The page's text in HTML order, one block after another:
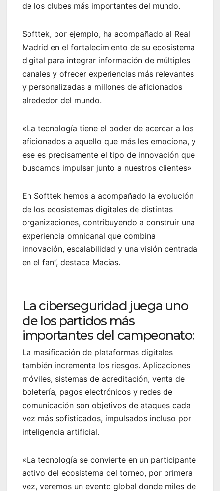
de los clubes más importantes del mundo.
Softtek, por ejemplo, ha acompañado al Real
Madrid en el fortalecimiento de su ecosistema
digital para integrar información de múltiples
canales y ofrecer experiencias más relevantes
y personalizadas a millones de aficionados
alrededor del mundo.
«La tecnología tiene el poder de acercar a los
aficionados a aquello que más les emociona, y
ese es precisamente el tipo de innovación que
buscamos impulsar junto a nuestros clientes»
En Softtek hemos a acompañado la evolución
de los ecosistemas digitales de distintas
organizaciones, contribuyendo a construir una
experiencia omnicanal que combina
innovación, escalabilidad y una visión centrada
en el fan”, destaca Macias.
La ciberseguridad juega uno
de los partidos más
importantes del campeonato:
La masificación de plataformas digitales
también incrementa los riesgos. Aplicaciones
móviles, sistemas de acreditación, venta de
boletería, pagos electrónicos y redes de
comunicación son objetivos de ataques cada
vez más sofisticados, impulsados incluso por
inteligencia artificial.
«La tecnología se convierte en un participante
activo del ecosistema del torneo, por primera
vez, veremos un evento global donde miles de